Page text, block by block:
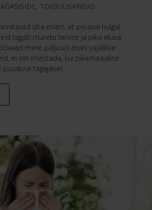
, TOIDULISANDID
üha enam, et piisaval hulgal
tagab muretu tervise ja pika eluea.
meile paljusid eluks vajalikke
ei ole imestada, kui pikemaajalise
tagajärjel...